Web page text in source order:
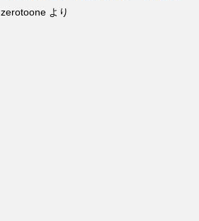
zerotoone より